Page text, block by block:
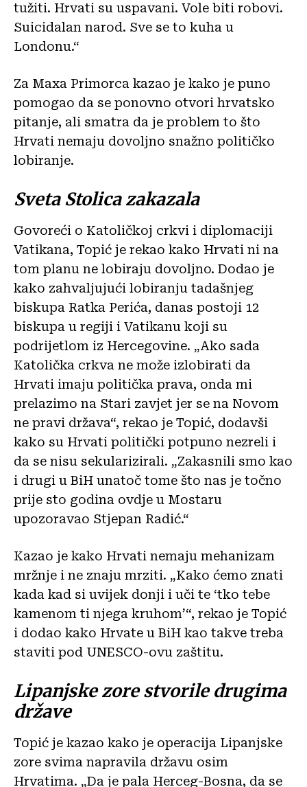
tužiti. Hrvati su uspavani. Vole biti robovi.
Suicidalan narod. Sve se to kuha u
Londonu.“
Za Maxa Primorca kazao je kako je puno
pomogao da se ponovno otvori hrvatsko
pitanje, ali smatra da je problem to što
Hrvati nemaju dovoljno snažno političko
lobiranje.
Sveta Stolica zakazala
Govoreći o Katoličkoj crkvi i diplomaciji
Vatikana, Topić je rekao kako Hrvati ni na
tom planu ne lobiraju dovoljno. Dodao je
kako zahvaljujući lobiranju tadašnjeg
biskupa Ratka Perića, danas postoji 12
biskupa u regiji i Vatikanu koji su
podrijetlom iz Hercegovine. „Ako sada
Katolička crkva ne može izlobirati da
Hrvati imaju politička prava, onda mi
prelazimo na Stari zavjet jer se na Novom
ne pravi država“, rekao je Topić, dodavši
kako su Hrvati politički potpuno nezreli i
da se nisu sekularizirali. „Zakasnili smo kao
i drugi u BiH unatoč tome što nas je točno
prije sto godina ovdje u Mostaru
upozoravao Stjepan Radić.“
Kazao je kako Hrvati nemaju mehanizam
mržnje i ne znaju mrziti. „Kako ćemo znati
kada kad si uvijek donji i uči te ‘tko tebe
kamenom ti njega kruhom’“, rekao je Topić
i dodao kako Hrvate u BiH kao takve treba
staviti pod UNESCO-ovu zaštitu.
Lipanjske zore stvorile drugima
države
Topić je kazao kako je operacija Lipanjske
zore svima napravila državu osim
Hrvatima. „Da je pala Herceg-Bosna, da se